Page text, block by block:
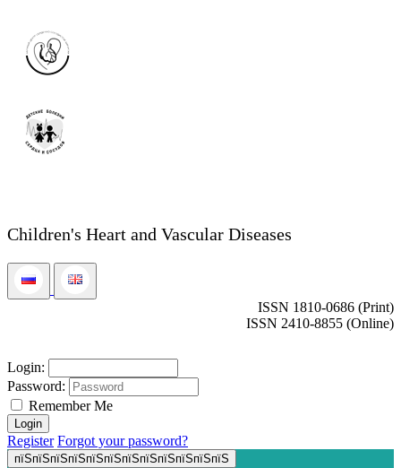
Children's Heart and Vascular Diseases
ISSN 1810-0686 (Print)
ISSN 2410-8855 (Online)
Login:
Password:
Remember Me
Register Forgot your password?
пїЅпїЅпїЅпїЅпїЅпїЅпїЅпїЅпїЅпїЅпїЅпїЅ